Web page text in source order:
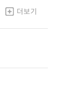
더보기